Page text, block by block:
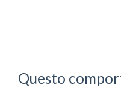
Questo